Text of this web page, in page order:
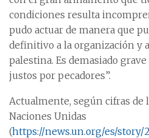
condiciones resulta
pudo actuar de manera que
definitivo a la organización y
palestina. Es demasiado
justos por pecadores”.
Actualmente, según cifras de
Naciones Unidas
(https://news.un.org/es/story/